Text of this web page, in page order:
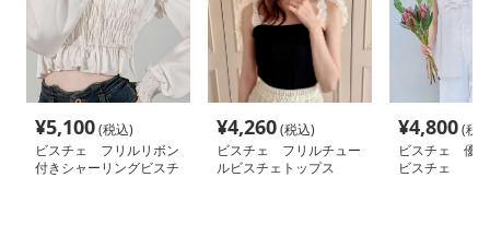
¥5,100(税込)
ビスチェ フリルリボン
付きシャーリングビスチ
¥4,260(税込)
ビスチェ フリルチュー
ルビスチェトップス
¥4,800(税
ビスチェ 優
ビスチェ